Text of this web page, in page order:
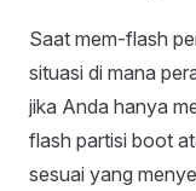
Saat mem-flash
situasi di mana
jika Anda hanya
flash partisi boot
sesuai yang